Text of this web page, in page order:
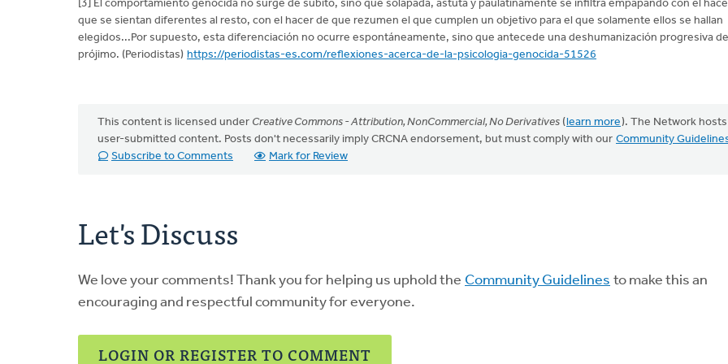
[3] El comportamiento genocida no surge de súbito, sino que solapada, astuta y paulatinamente se infiltra empapando con el
que se sientan diferentes al resto, con el hacer de que rezumen el que cumplen un objetivo para el que solamente ellos se hallan
elegidos...Por supuesto, esta diferenciación no ocurre espontáneamente, sino que antecede una deshumanización progresiva
prójimo. (Periodistas) https://periodistas-es.com/reflexiones-acerca-de-la-psicologia-genocida-51526
This content is licensed under Creative Commons - Attribution, NonCommercial, No Derivatives (learn more). The Network hosts
user-submitted content. Posts don't necessarily imply CRCNA endorsement, but must comply with our Community
Subscribe to Comments
Mark for Review
Let's Discuss
We love your comments! Thank you for helping us uphold the Community Guidelines to make this an
encouraging and respectful community for everyone.
LOGIN OR REGISTER TO COMMENT